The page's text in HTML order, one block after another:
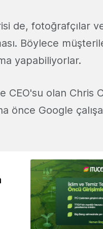
de, fotoğrafçılar
Böylece
yapabiliyorlar.
CEO'su olan Chris
önce Google